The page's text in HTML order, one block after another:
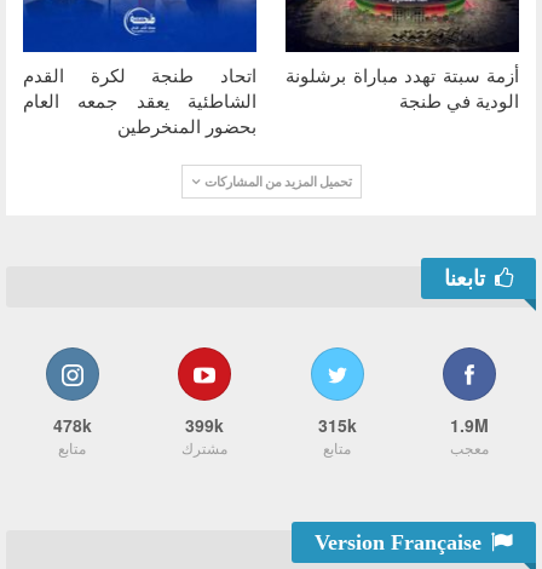
أزمة سبتة تهدد مباراة برشلونة
الودية في طنجة
اتحاد طنجة لكرة القدم
الشاطئية يعقد جمعه العام
بحضور المنخرطين
تحميل المزيد من المشاركات
تابعنا
1.9M
معجب
315k
متابع
399k
مشترك
478k
متابع